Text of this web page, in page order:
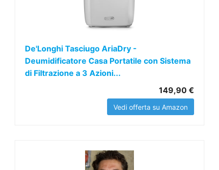
De'Longhi Tasciugo AriaDry -
Deumidificatore Casa Portatile con Sistema
di Filtrazione a 3 Azioni...
149,90 €
Vedi offerta su Amazon